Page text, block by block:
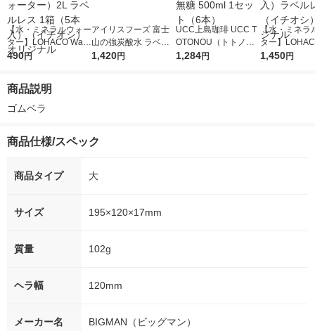
【水・ミネラルウォー
ター】LOHACO Wate
r（ロハコウォータ
シ） オリジナル
490円
アイリスフーズ 富士
山の強炭酸水 ラベル
レス 500ml 1箱（24
1,420円
UCC上島珈琲 UCC T
OTONOU（トトノ
ウ） by BLACK無糖 5
1,284円
【水・ミネラ
ター】
r 410ml 1箱（
1,450円
商品説明
ゴムベラ
商品仕様/スペック
商品タイプ 大
サイズ 195×120×17mm
質量 102g
ヘラ幅 120mm
メーカー名 BIGMAN（ビッグマン）